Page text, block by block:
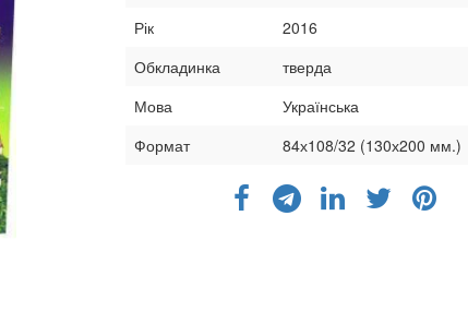
Рік
2016
Обкладинка
тверда
Мова
Українська
Формат
84х108/32 (130х200 мм.)